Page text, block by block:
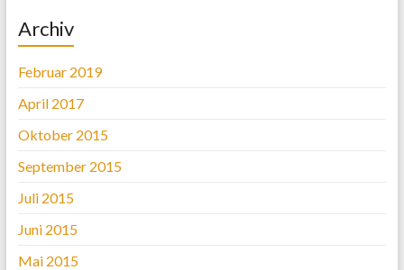
Archiv
Februar 2019
April 2017
Oktober 2015
September 2015
Juli 2015
Juni 2015
Mai 2015